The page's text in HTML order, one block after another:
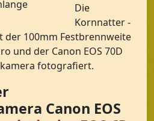
Die
Kornnatter -
der 100mm Festbrennweite
und der Canon EOS 70D
fotografiert.
Canon EOS